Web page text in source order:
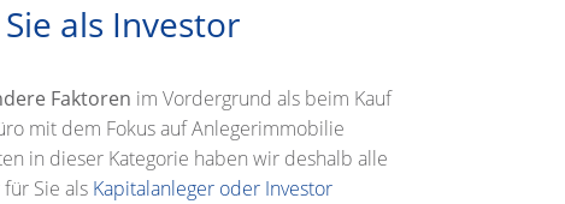
als Investor
Faktoren im Vordergrund als beim Kauf
mit dem Fokus auf Anlegerimmobilie
in dieser Kategorie haben wir deshalb alle
Sie als Kapitalanleger oder Investor